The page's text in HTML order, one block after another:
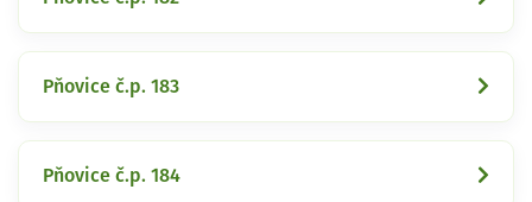
Pňovice č.p. 183
Pňovice č.p. 184